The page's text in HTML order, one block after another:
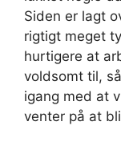
Siden er lagt
rigtigt meget
hurtigere at
voldsomt til,
igang med at
venter på at